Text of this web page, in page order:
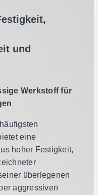
und
Werkstoff für
eine
hoher Festigkeit,
überlegenen
aggressiven